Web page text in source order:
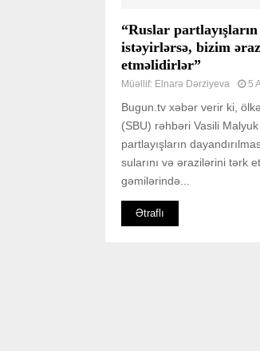
“Ruslar partlayışların
istəyirlərsə, bizim
etməlidirlər”
Müəllif: Elnarə Dərziyeva 5
Bugun.tv xəbər verir ki,
(SBU) rəhbəri Vasili
partlayışların
sularını və ərazilərini tərk
gəmilərində...
Ətraflı